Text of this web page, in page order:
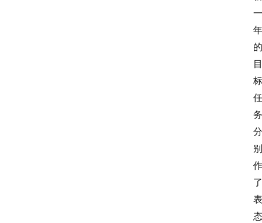
一
年
的
目
标
任
务
分
别
作
了
表
态